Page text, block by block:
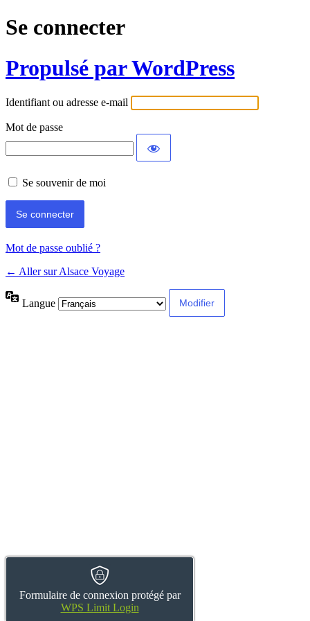
Se connecter
Propulsé par WordPress
Identifiant ou adresse e-mail
Mot de passe
Formulaire de connexion protégé par
WPS Limit Login
Se souvenir de moi
Mot de passe oublié ?
← Aller sur Alsace Voyage
Langue